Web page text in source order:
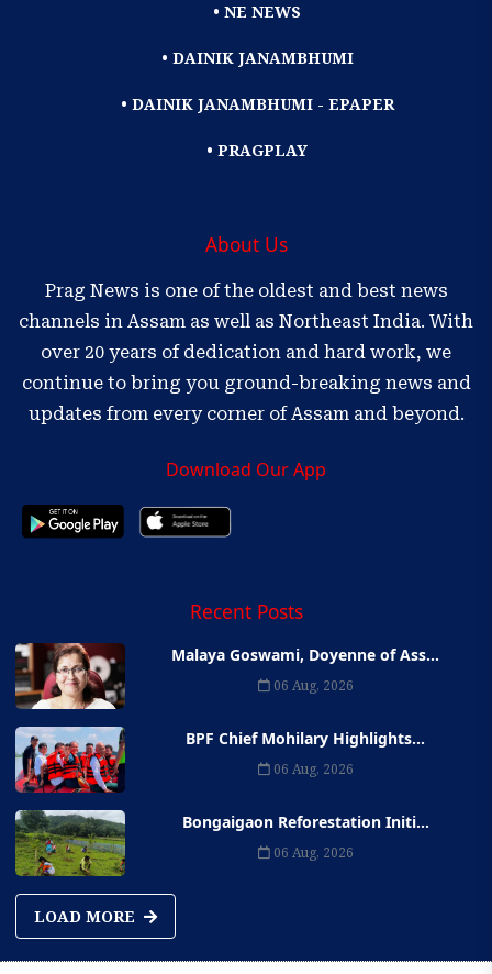
• NE NEWS
• DAINIK JANAMBHUMI
• DAINIK JANAMBHUMI - EPAPER
• PRAGPLAY
About Us
Prag News is one of the oldest and best news
channels in Assam as well as Northeast India. With
over 20 years of dedication and hard work, we
continue to bring you ground-breaking news and
updates from every corner of Assam and beyond.
Download Our App
Recent Posts
Malaya Goswami, Doyenne of Ass...
06 Aug, 2026
BPF Chief Mohilary Highlights...
06 Aug, 2026
Bongaigaon Reforestation Initi...
06 Aug, 2026
LOAD MORE